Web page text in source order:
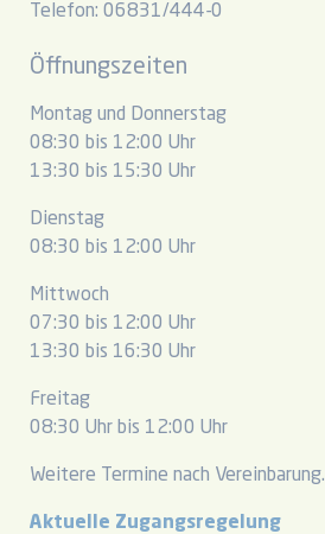
Telefon: 06831/444-0
Öffnungszeiten
Montag und Donnerstag
08:30 bis 12:00 Uhr
13:30 bis 15:30 Uhr
Dienstag
08:30 bis 12:00 Uhr
Mittwoch
07:30 bis 12:00 Uhr
13:30 bis 16:30 Uhr
Freitag
08:30 Uhr bis 12:00 Uhr
Weitere Termine nach Vereinbarung.
Aktuelle Zugangsregelung